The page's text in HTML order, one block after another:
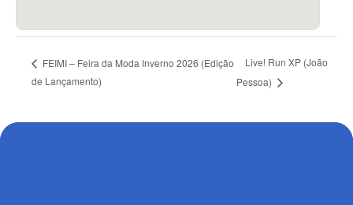
FEIMI – Feira da Moda Inverno 2026 (Edição
de Lançamento)
Live! Run XP (João
Pessoa)